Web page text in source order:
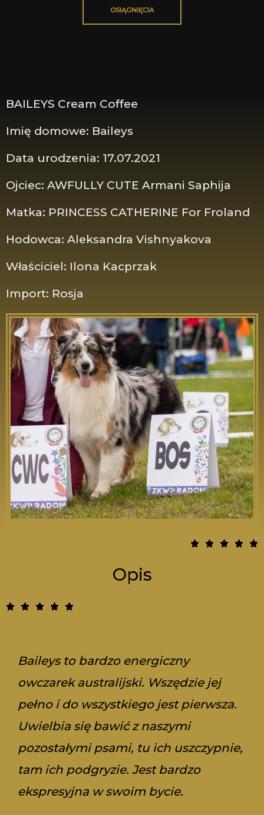
OSIĄGNIĘCIA
BAILEYS Cream Coffee
Imię domowe: Baileys
Data urodzenia: 17.07.2021
Ojciec: AWFULLY CUTE Armani Saphija
Matka: PRINCESS CATHERINE For Froland
Hodowca: Aleksandra Vishnyakova
Właściciel: Ilona Kacprzak
Import: Rosja
    5
Opis
    5
Baileys to bardzo energiczny
owczarek australijski. Wszędzie jej
pełno i do wszystkiego jest pierwsza.
Uwielbia się bawić z naszymi
pozostałymi psami, tu ich uszczypnie,
tam ich podgryzie. Jest bardzo
ekspresyjna w swoim bycie.